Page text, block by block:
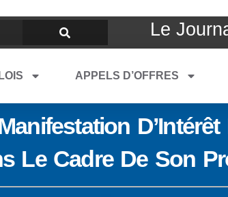
Le
APPELS D’OFFRES
Le Cadre De Son